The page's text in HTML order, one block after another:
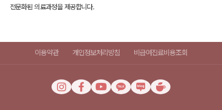
전문화된 의료과정을 제공합니다.
이용약관 개인정보처리방침 비급여진료비용조회